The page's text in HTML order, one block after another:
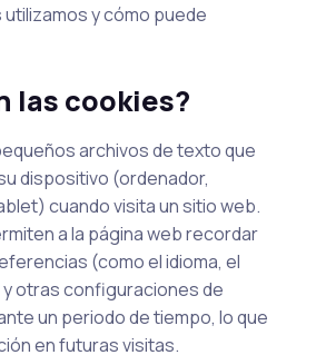
y cómo puede
las cookies?
archivos de texto que
dispositivo (ordenador,
cuando visita un sitio web.
a la página web recordar
(como el idioma, el
y otras configuraciones de
un periodo de tiempo, lo que
en futuras visitas.